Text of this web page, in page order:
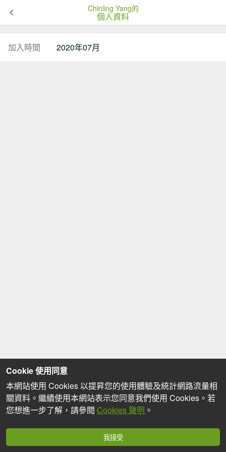
Chinling Yang的
個人資料
加入時間 2020年07月
Cookie 使用同意
本網站使用 Cookies 以提昇您的使用體驗及統計網路流量相
關資料。繼續使用本網站表示您同意我們使用 Cookies。若
您想進一步了解，請參閱 Cookies 聲明 。
我接受